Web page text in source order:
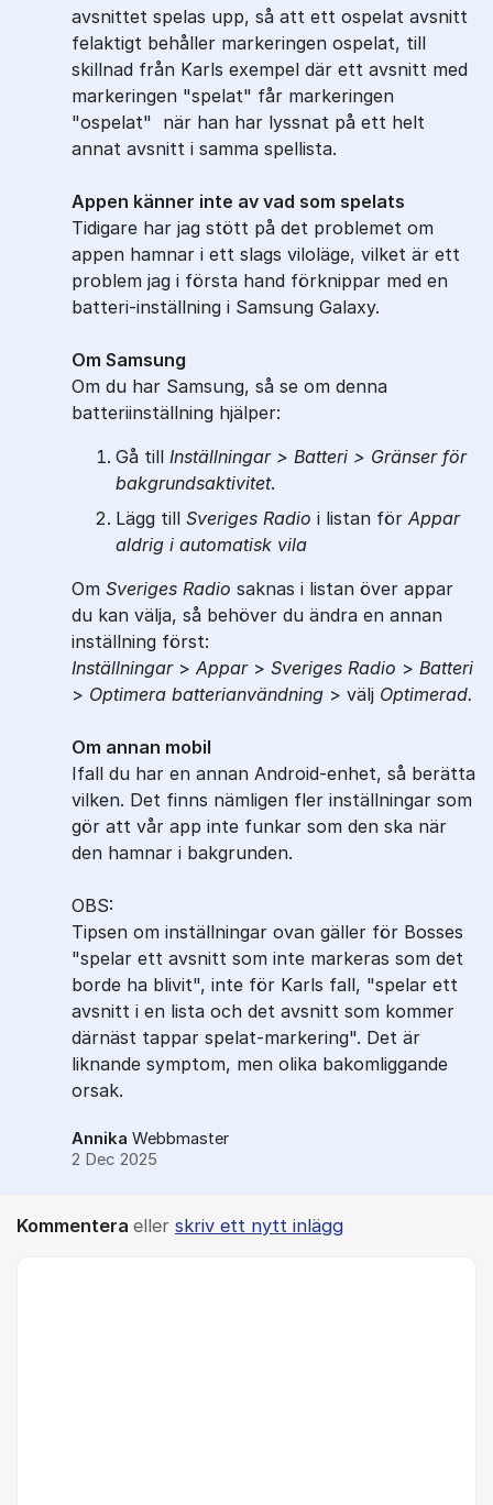
avsnittet spelas upp, så att ett ospelat avsnitt
felaktigt behåller markeringen ospelat, till
skillnad från Karls exempel där ett avsnitt med
markeringen "spelat" får markeringen
"ospelat" när han har lyssnat på ett helt
annat avsnitt i samma spellista.
Appen känner inte av vad som spelats
Tidigare har jag stött på det problemet om
appen hamnar i ett slags viloläge, vilket är ett
problem jag i första hand förknippar med en
batteri-inställning i Samsung Galaxy.
Om Samsung
Om du har Samsung, så se om denna
batteriinställning hjälper:
Gå till Inställningar> Batteri > Gränser för
bakgrundsaktivitet.
Lägg till Sveriges Radio i listan för Appar
aldrig i automatisk vila
Om Sveriges Radio saknas i listan över appar
du kan välja, så behöver du ändra en annan
inställning först:
Inställningar> Appar> Sveriges Radio > Batteri
> Optimera batterianvändning > välj Optimerad.
Om annan mobil
Ifall du har en annan Android-enhet, så berätta
vilken. Det finns nämligen fler inställningar som
gör att vår app inte funkar som den ska när
den hamnar i bakgrunden.
OBS:
Tipsen om inställningar ovan gäller för Bosses
"spelar ett avsnitt som inte markeras som det
borde ha blivit", inte för Karls fall, "spelar ett
avsnitt i en lista och det avsnitt som kommer
därnäst tappar spelat-markering". Det är
liknande symptom, men olika bakomliggande
orsak.
Annika Webbmaster
2 Dec 2025
Kommentera eller skriv ett nytt inlägg